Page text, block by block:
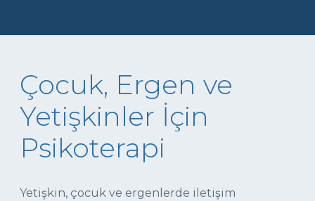
Çocuk, Ergen ve
Yetişkinler İçin
Psikoterapi
Yetişkin, çocuk ve ergenlerde iletişim